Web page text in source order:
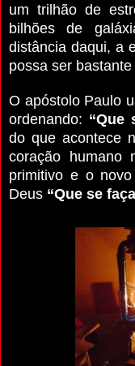
um trilhão de
bilhões de
distância daqui, a
possa ser
O apóstolo Paulo
ordenando: “Que
do que acontece
coração humano
primitivo e o
Deus “Que se